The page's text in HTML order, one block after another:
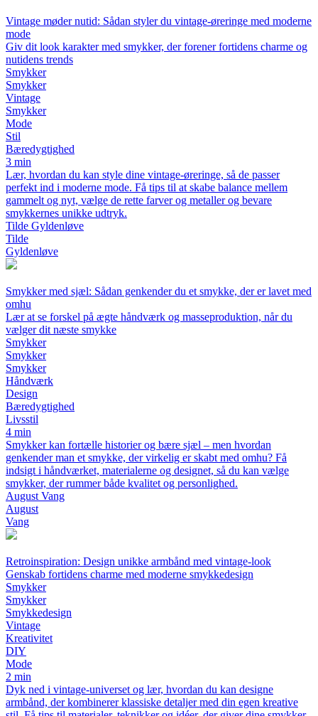
Vintage møder nutid: Sådan styler du vintage-øreringe med moderne
mode
Giv dit look karakter med smykker, der forener fortidens charme og
nutidens trends
Smykker
Smykker
Vintage
Smykker
Mode
Stil
Bæredygtighed
3 min
Lær, hvordan du kan style dine vintage-øreringe, så de passer
perfekt ind i moderne mode. Få tips til at skabe balance mellem
gammelt og nyt, vælge de rette farver og metaller og bevare
smykkernes unikke udtryk.
Tilde Gyldenløve
Tilde
Gyldenløve
Smykker med sjæl: Sådan genkender du et smykke, der er lavet med
omhu
Lær at se forskel på ægte håndværk og masseproduktion, når du
vælger dit næste smykke
Smykker
Smykker
Smykker
Håndværk
Design
Bæredygtighed
Livsstil
4 min
Smykker kan fortælle historier og bære sjæl – men hvordan
genkender man et smykke, der virkelig er skabt med omhu? Få
indsigt i håndværket, materialerne og designet, så du kan vælge
smykker, der rummer både kvalitet og personlighed.
August Vang
August
Vang
Retroinspiration: Design unikke armbånd med vintage-look
Genskab fortidens charme med moderne smykkedesign
Smykker
Smykker
Smykkedesign
Vintage
Kreativitet
DIY
Mode
2 min
Dyk ned i vintage-universet og lær, hvordan du kan designe
armbånd, der kombinerer klassiske detaljer med din egen kreative